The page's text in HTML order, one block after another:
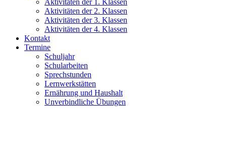
Aktivitäten der 1. Klassen
Aktivitäten der 2. Klassen
Aktivitäten der 3. Klassen
Aktivitäten der 4. Klassen
Kontakt
Termine
Schuljahr
Schularbeiten
Sprechstunden
Lernwerkstätten
Ernährung und Haushalt
Unverbindliche Übungen